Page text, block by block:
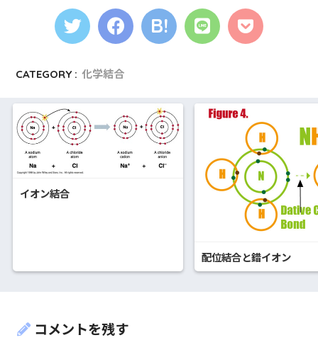
CATEGORY : 化学結合
イオン結合
配位結合と錯イオン
コメントを残す